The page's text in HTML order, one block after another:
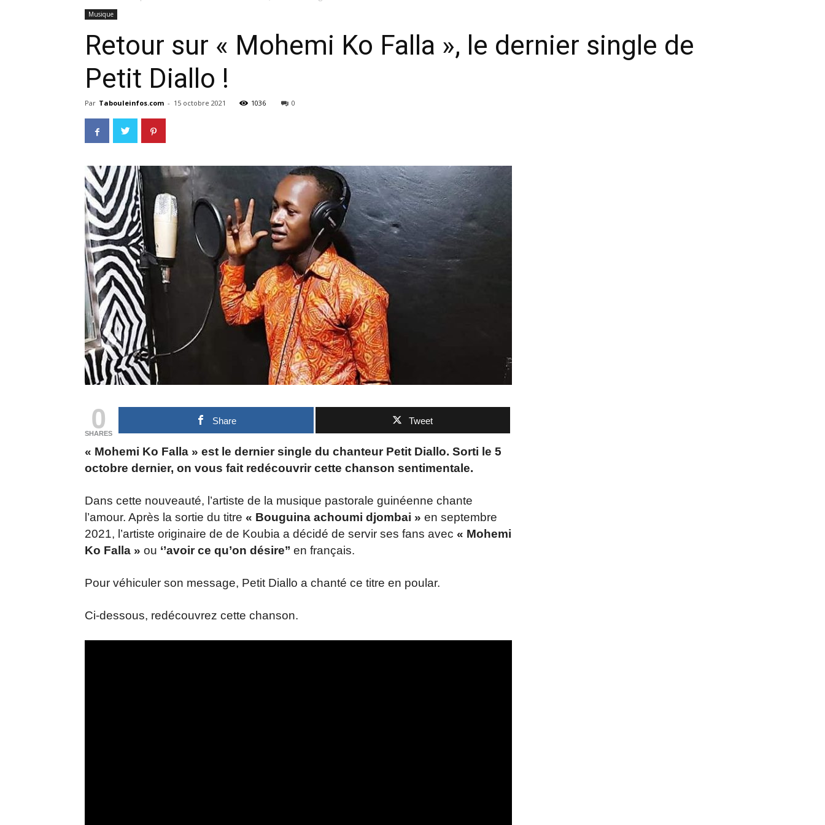
Musique
Retour sur « Mohemi Ko Falla », le dernier single de
Petit Diallo !
Par Tabouleinfos.com - 15 octobre 2021 1036 0
0
SHARES
Share Tweet
« Mohemi Ko Falla » est le dernier single du chanteur Petit Diallo. Sorti le 5
octobre dernier, on vous fait redécouvrir cette chanson sentimentale.
Dans cette nouveauté, l’artiste de la musique pastorale guinéenne chante
l’amour. Après la sortie du titre « Bouguina achoumi djombai » en septembre
2021, l’artiste originaire de de Koubia a décidé de servir ses fans avec « Mohemi
Ko Falla » ou ‘’avoir ce qu’on désire’’ en français.
Pour véhiculer son message, Petit Diallo a chanté ce titre en poular.
Ci-dessous, redécouvrez cette chanson.